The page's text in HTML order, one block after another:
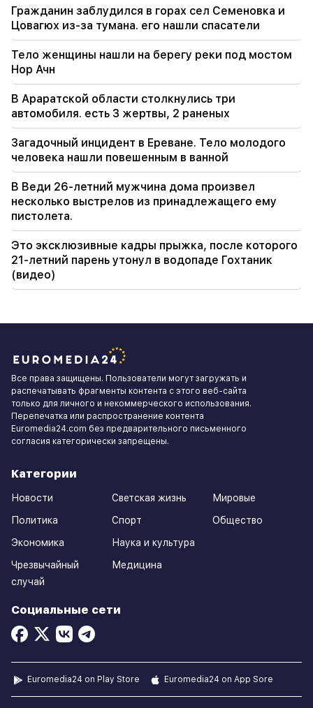
09:11
«Публикация». Араик Арутюнян "У нищего не
будет живота?"
Гражданин заблудился в горах сел Семеновка и
Цовагюх из-за тумана. его нашли спасатели
Тело женщины нашли на берегу реки под мостом
Нор Ачн
В Араратской области столкнулись три
автомобиля. есть 3 жертвы, 2 раненых
Загадочный инцидент в Ереване. Тело молодого
человека нашли повешенным в ванной
В Веди 26-летний мужчина дома произвел
несколько выстрелов из принадлежащего ему
пистолета.
Это эксклюзивные кадры прыжка, после которого
21-летний парень утонул в водопаде Гохтаник
(видео)
Все права защищены. Пользователи могут загружать и
распечатывать фрагменты контента с этого веб-сайта
только для личного и некоммерческого использования.
Перепечатка или распространение контента
Euromedia24.com без предварительного письменного
согласия категорически запрещены.
Категории
Новости
Политика
Экономика
Чрезвычайный
случай
Светская жизнь
Спорт
Наука и культура
Медицина
Мировые
Общество
Социальные сети
Euromedia24 on Play Store Euromedia24 on App Sore